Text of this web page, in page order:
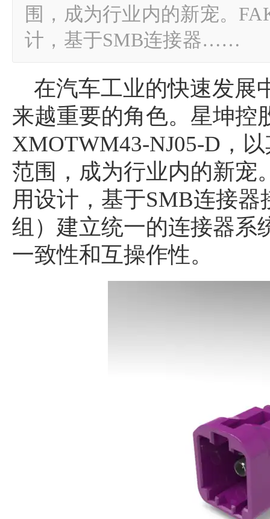
围，成为行业内的新宠。
计，基于SMB连接器……
在汽车工业的快速发展
来越重要的角色。星坤控
XMOTWM43-NJ05-D，
范围，成为行业内的新宠
用设计，基于SMB连接
组）建立统一的连接器系
一致性和互操作性。